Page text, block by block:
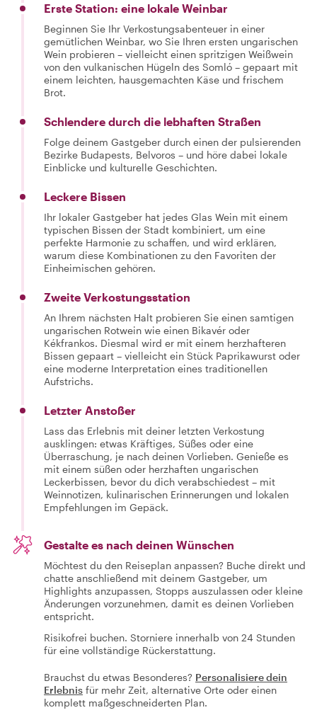
Erste Station: eine lokale Weinbar
Beginnen Sie Ihr Verkostungsabenteuer in einer
gemütlichen Weinbar, wo Sie Ihren ersten ungarischen
Wein probieren – vielleicht einen spritzigen Weißwein
von den vulkanischen Hügeln des Somló – gepaart mit
einem leichten, hausgemachten Käse und frischem
Brot.
Schlendere durch die lebhaften Straßen
Folge deinem Gastgeber durch einen der pulsierenden
Bezirke Budapests, Belvoros – und höre dabei lokale
Einblicke und kulturelle Geschichten.
Leckere Bissen
Ihr lokaler Gastgeber hat jedes Glas Wein mit einem
typischen Bissen der Stadt kombiniert, um eine
perfekte Harmonie zu schaffen, und wird erklären,
warum diese Kombinationen zu den Favoriten der
Einheimischen gehören.
Zweite Verkostungsstation
An Ihrem nächsten Halt probieren Sie einen samtigen
ungarischen Rotwein wie einen Bikavér oder
Kékfrankos. Diesmal wird er mit einem herzhafteren
Bissen gepaart – vielleicht ein Stück Paprikawurst oder
eine moderne Interpretation eines traditionellen
Aufstrichs.
Letzter Anstoßer
Lass das Erlebnis mit deiner letzten Verkostung
ausklingen: etwas Kräftiges, Süßes oder eine
Überraschung, je nach deinen Vorlieben. Genieße es
mit einem süßen oder herzhaften ungarischen
Leckerbissen, bevor du dich verabschiedest – mit
Weinnotizen, kulinarischen Erinnerungen und lokalen
Empfehlungen im Gepäck.
Gestalte es nach deinen Wünschen
Möchtest du den Reiseplan anpassen? Buche direkt und
chatte anschließend mit deinem Gastgeber, um
Highlights anzupassen, Stopps auszulassen oder kleine
Änderungen vorzunehmen, damit es deinen Vorlieben
entspricht.
Risikofrei buchen. Storniere innerhalb von 24 Stunden
für eine vollständige Rückerstattung.
Brauchst du etwas Besonderes? Personalisiere dein
Erlebnis für mehr Zeit, alternative Orte oder einen
komplett maßgeschneiderten Plan.